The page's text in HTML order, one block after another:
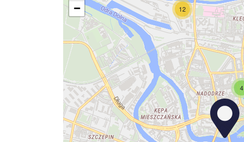
12
4
−